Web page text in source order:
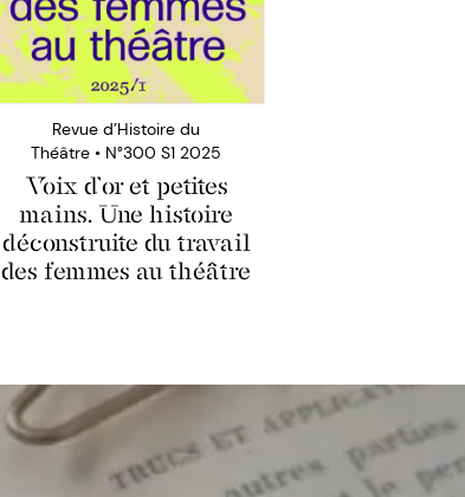
Revue d’Histoire du
Théâtre • N°300 S1 2025
Voix d’or et petites
mains. Une histoire
déconstruite du travail
des femmes au théâtre